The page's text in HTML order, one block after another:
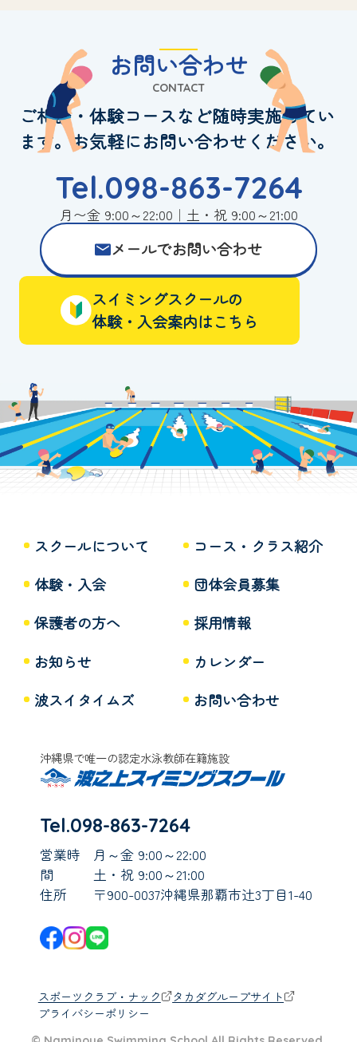
お問い合わせ
CONTACT
ご相談・体験コースなど随時実施してい
ます。お気軽にお問い合わせください。
Tel.098-863-7264
月〜金 9:00～22:00｜土・祝 9:00～21:00
メールでお問い合わせ
スイミングスクールの
体験・入会案内はこちら
スクールについて
コース・クラス紹介
体験・入会
団体会員募集
保護者の方へ
採用情報
お知らせ
カレンダー
波スイタイムズ
お問い合わせ
沖縄県で唯一の認定水泳教師在籍施設
Tel.098-863-7264
営業時
間
月～金 9:00～22:00
土・祝 9:00～21:00
住所
〒900-0037沖縄県那覇市辻3丁目1-40
スポーツクラブ・ナック
タカダグループサイト
プライバシーポリシー